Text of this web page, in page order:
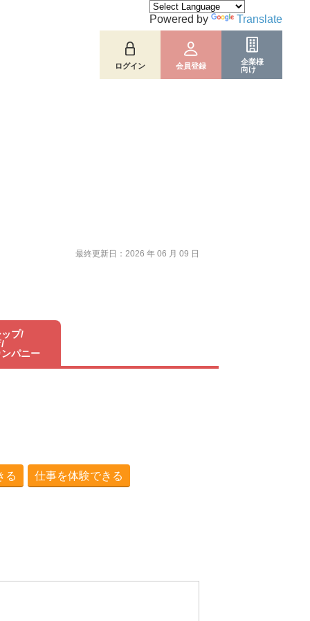
ログイン 会員登録
企業様
向け
Powered by Translate
最終更新日：2026 年 06 月 09 日
プ/
パニー
る 仕事を体験できる